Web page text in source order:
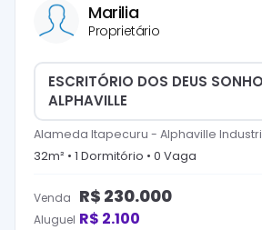
Marilia
Proprietário
ESCRITÓRIO DOS DEUS
ALPHAVILLE
Alameda Itapecuru - Alphaville
32m² • 1 Dormitório • 0 Vaga
Venda R$ 230.000
Aluguel R$ 2.100